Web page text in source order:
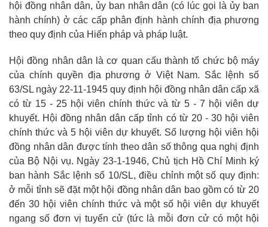
hội đồng nhân dân, ủy ban nhân dân (có lúc gọi là ủy ban
hành chính) ở các cấp phân định hành chính địa phương
theo quy định của Hiến pháp và pháp luật.
Hội đồng nhân dân là cơ quan cấu thành tổ chức bộ máy
của chính quyền địa phương ở Việt Nam. Sắc lệnh số
63/SL ngày 22-11-1945 quy định hội đồng nhân dân cấp xã
có từ 15 - 25 hội viên chính thức và từ 5 - 7 hội viên dự
khuyết. Hội đồng nhân dân cấp tỉnh có từ 20 - 30 hội viên
chính thức và 5 hội viên dự khuyết. Số lượng hội viên hội
đồng nhân dân được tính theo dân số thông qua nghị định
của Bộ Nội vụ. Ngày 23-1-1946, Chủ tịch Hồ Chí Minh ký
ban hành Sắc lệnh số 10/SL, điều chỉnh một số quy định:
ở mỗi tỉnh sẽ đặt một hội đồng nhân dân bao gồm có từ 20
đến 30 hội viên chính thức và một số hội viên dự khuyết
ngang số đơn vị tuyển cử (tức là mỗi đơn cử có một hội